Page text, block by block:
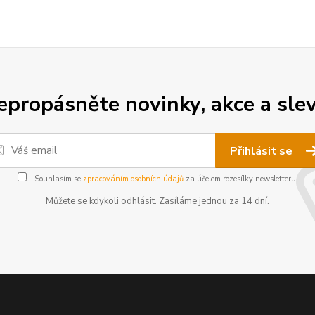
novinky, akce a
Přihlásit se
Souhlasím se zpracováním osobních údajůza účelem rozesílky newsletteru.
Můžete se kdykoli odhlásit. Zasíláme jednou za 14 dní.